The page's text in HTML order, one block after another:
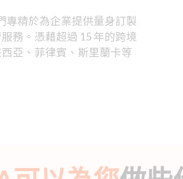
專精於為企業提供量身訂製
務。憑藉超過 15 年的跨境
亞、菲律賓、斯里蘭卡等